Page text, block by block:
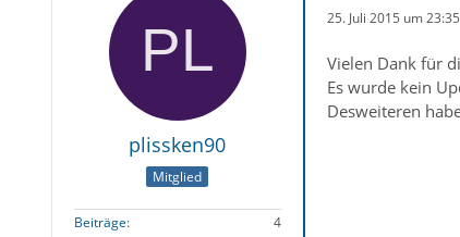
plissken90
Mitglied
Beiträge
4
25. Juli 2015 um 23:35
Vielen Dank für
Es wurde kein
Desweiteren